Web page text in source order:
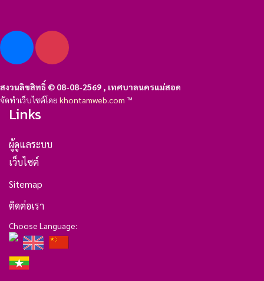
สงวนลิขสิทธิ์ © 08-08-2569 , เทศบาลนครแม่สอด
จัดทำเว็บไซต์โดย khontamweb.com ™
Links
ผู้ดูแลระบบ
เว็บไซต์
Sitemap
ติดต่อเรา
Choose Language: